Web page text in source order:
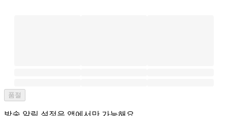
품절
방송 알림 설정은 앱에서만 가능해요.